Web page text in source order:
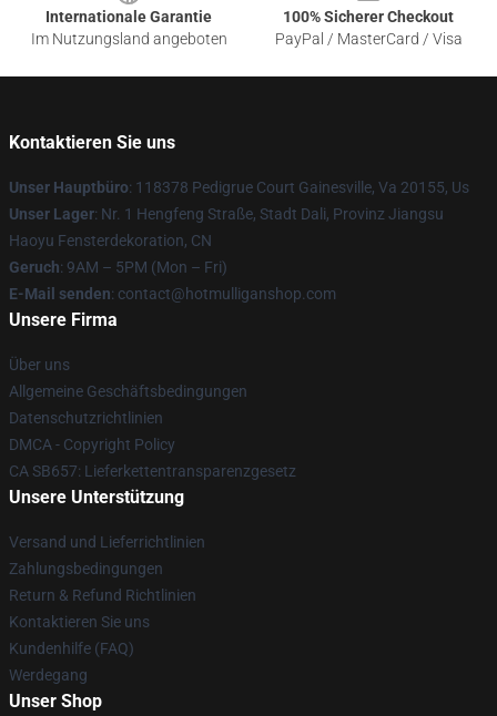
Internationale Garantie
Im Nutzungsland angeboten
100% Sicherer Checkout
PayPal / MasterCard / Visa
Kontaktieren Sie uns
Unser Hauptbüro: 118378 Pedigrue Court Gainesville, Va 20155, Us
Unser Lager: Nr. 1 Hengfeng Straße, Stadt Dali, Provinz Jiangsu
Haoyu Fensterdekoration, CN
Geruch: 9AM – 5PM (Mon – Fri)
E-Mail senden: contact@hotmulliganshop.com
Unsere Firma
Über uns
Allgemeine Geschäftsbedingungen
Datenschutzrichtlinien
DMCA - Copyright Policy
CA SB657: Lieferkettentransparenzgesetz
Unsere Unterstützung
Versand und Lieferrichtlinien
Zahlungsbedingungen
Return & Refund Richtlinien
Kontaktieren Sie uns
Kundenhilfe (FAQ)
Werdegang
Unser Shop